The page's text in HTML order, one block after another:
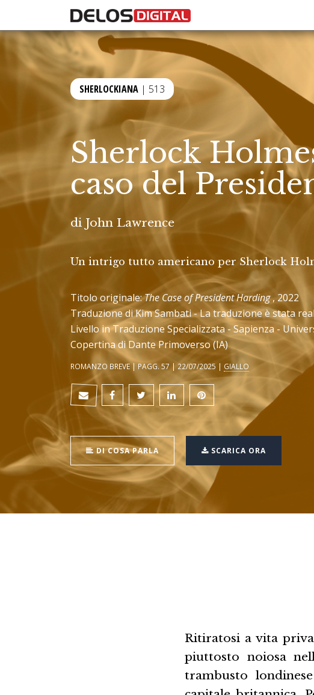
SHERLOCKIANA | 513
Sherlock
caso del
di John Lawrence
Un intrigo tutto americano per Sherlock
Titolo originale:The Case of President Harding, 2022
Traduzione di Kim Sambati - La traduzione è stata
Livello in Traduzione Specializzata - Sapienza -
Copertina di Dante Primoverso (IA)
ROMANZO BREVE | PAGG. 57 | 22/07/2025 | GIALLO
DI COSA PARLA SCARICA ORA
Ritiratosi a vita
piuttosto noiosa
trambusto